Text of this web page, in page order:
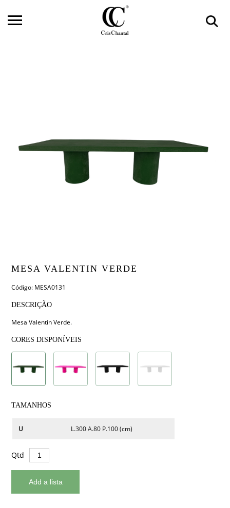
MESA VALENTIN VERDE
Código: MESA0131
DESCRIÇÃO
Mesa Valentin Verde.
CORES DISPONÍVEIS
TAMANHOS
U L.300 A.80 P.100 (cm)
Qtd